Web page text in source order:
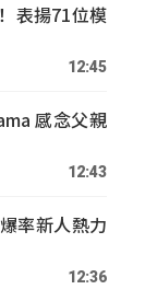
表揚71位模
12:45
感念父親
12:43
率新人熱力
12:36